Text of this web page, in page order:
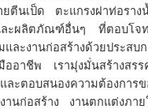
ยตีนเป็ด ตะแกรงฝาท่อราง
ะผลิตภัณฑ์อื่นๆ ที่ตอบโจท
และงานก่อสร้างด้วยประสบ
ออาชีพ เรามุ่งมั่นสร้างสร
ละตอบสนองความต้องการ
งานก่อสร้าง งานตกแต่งภ